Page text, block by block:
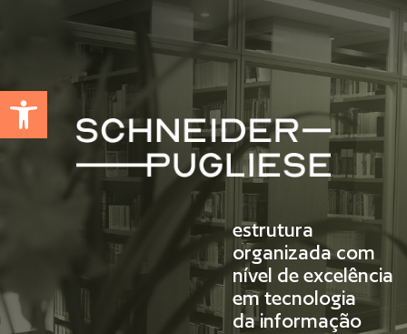
Abrir a barra de ferramentas
estrutura
organizada com
nível de excelência
em tecnologia
da informação